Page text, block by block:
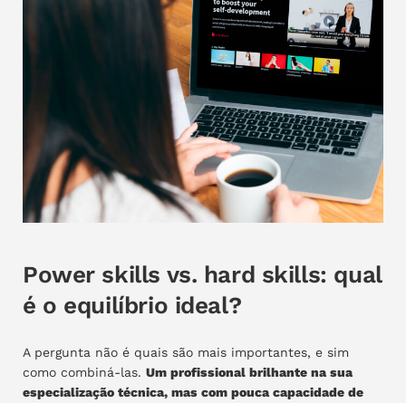
Power skills vs. hard skills: qual
é o equilíbrio ideal?
A pergunta não é quais são mais importantes, e sim
como combiná-las. Um profissional brilhante na sua
especialização técnica, mas com pouca capacidade de